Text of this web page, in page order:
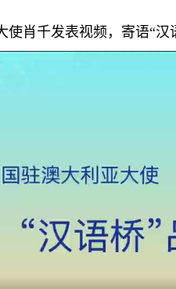
使肖千发表视频，寄语“